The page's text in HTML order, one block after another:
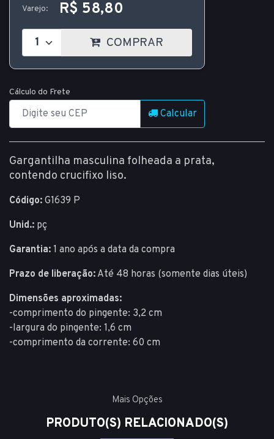
Varejo: R$ 58,80
COMPRAR
Cálculo do Frete
Calcular
Gargantilha masculina folheada a prata,
contendo crucifixo liso.
Código: G1639 P
Unid.: pç
Garantia: 1 ano após a data da compra
Prazo de liberação: Até 48 horas (somente dias úteis)
Dimensões aproximadas:
-comprimento do pingente: 3,2 cm
-largura do pingente: 1,6 cm
-comprimento da corrente: 60 cm
Mais Opções
PRODUTO(S) RELACIONADO(S)